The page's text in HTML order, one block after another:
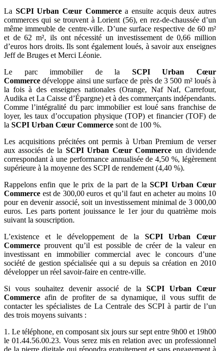
La SCPI Urban Cœur Commercea ensuite acquis deux autres
commerces qui se trouvent à Lorient (56), en rez-de-chaussée d’un
même immeuble de centre-ville. D’une surface respective de 60 m²
et de 62 m², ils ont nécessité un investissement de 0,66 million
d’euros hors droits. Ils sont également loués, à savoir aux enseignes
Jeff de Bruges et Merci Léonie.
Le parc immobilier de la SCPI Urban Cœur
Commerce développe ainsi une surface de près de 3 500 m² loués à
la fois à des enseignes nationales (Orange, Naf Naf, Carrefour,
Audika et La Caisse d’Épargne) et à des commerçants indépendants.
Comme l’intégralité du parc immobilier est loué sans franchise de
loyer, les taux d’occupation physique (TOP) et financier (TOF) de
la SCPI Urban Cœur Commerce sont de 100 %.
Les acquisitions précitées ont permis à Urban Premium de verser
aux associés de la SCPI Urban Cœur Commerce un dividende
correspondant à une performance annualisée de 4,50 %, légèrement
supérieure à la moyenne des SCPI de rendement (4,40 %).
Rappelons enfin que le prix de la part de laSCPI Urban Cœur
Commerce est de 300,00 euros et qu’il faut en acheter au moins 10
pour en devenir associé, soit un investissement minimal de 3 000,00
euros. Les parts portent jouissance le 1er jour du quatrième mois
suivant la souscription.
L’existence et le développement de la SCPI Urban Cœur
Commerce prouvent qu’il est possible de créer de la valeur en
investissant en immobilier commercial avec le concours d’une
société de gestion spécialisée qui a su depuis sa création en 2010
développer un réel savoir-faire en centre-ville.
Si vous souhaitez devenir associé de la SCPI Urban Cœur
Commerce afin de profiter de sa dynamique, il vous suffit de
contacter les spécialistes de La Centrale des SCPI à partir de l’un
des trois moyens suivants :
1. Le téléphone, en composant six jours sur sept entre 9h00 et 19h00
le 01.44.56.00.23. Vous serez mis en relation avec un professionnel
de la pierre digitale qui répondra gratuitement et sans engagement à